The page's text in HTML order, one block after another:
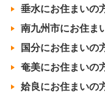
垂水にお住まいの
南九州市にお住ま
国分にお住まいの
奄美にお住まいの
姶良にお住まいの